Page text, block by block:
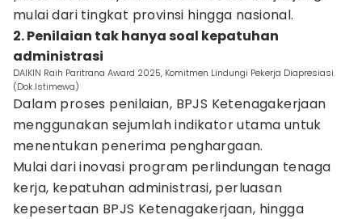
mulai dari tingkat provinsi hingga nasional.
2. Penilaian tak hanya soal kepatuhan
administrasi
DAIKIN Raih Paritrana Award 2025, Komitmen Lindungi Pekerja Diapresiasi.
(Dok.Istimewa)
Dalam proses penilaian, BPJS Ketenagakerjaan
menggunakan sejumlah indikator utama untuk
menentukan penerima penghargaan.
Mulai dari inovasi program perlindungan tenaga
kerja, kepatuhan administrasi, perluasan
kepesertaan BPJS Ketenagakerjaan, hingga